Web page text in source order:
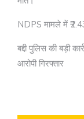
NDPS मामले में
बद्दी पुलिस की बड़ी
आरोपी गिरफ्तार